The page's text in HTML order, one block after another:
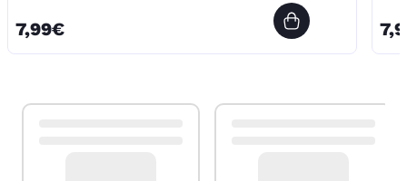
7,99€